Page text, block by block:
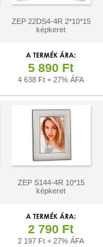
ZEP 22DS4-4R 2*10*15
képkeret
5 890 Ft
4 638 Ft + 27% ÁFA
ZEP S144-4R 10*15
képkeret
2 790 Ft
2 197 Ft + 27% ÁFA